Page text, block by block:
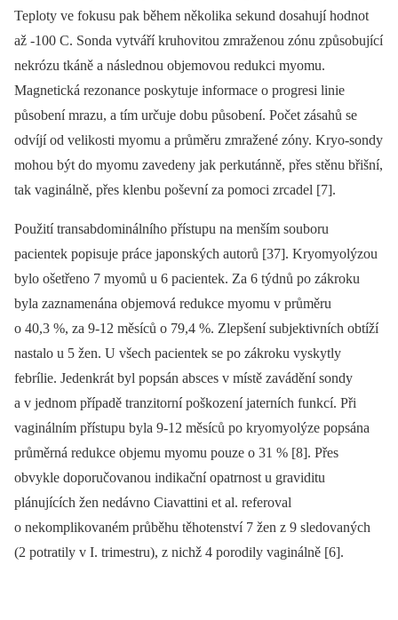
Teploty ve fokusu pak během několika sekund dosahují hodnot
až -100 C. Sonda vytváří kruhovitou zmraženou zónu způsobující
nekrózu tkáně a následnou objemovou redukci myomu.
Magnetická rezonance poskytuje informace o progresi linie
působení mrazu, a tím určuje dobu působení. Počet zásahů se
odvíjí od velikosti myomu a průměru zmražené zóny. Kryo-sondy
mohou být do myomu zavedeny jak perkutánně, přes stěnu břišní,
tak vaginálně, přes klenbu poševní za pomoci zrcadel [7].
Použití transabdominálního přístupu na menším souboru
pacientek popisuje práce japonských autorů [37]. Kryomyolýzou
bylo ošetřeno 7 myomů u 6 pacientek. Za 6 týdnů po zákroku
byla zaznamenána objemová redukce myomu v průměru
o 40,3 %, za 9-12 měsíců o 79,4 %. Zlepšení subjektivních obtíží
nastalo u 5 žen. U všech pacientek se po zákroku vyskytly
febrílie. Jedenkrát byl popsán absces v místě zavádění sondy
a v jednom případě tranzitorní poškození jaterních funkcí. Při
vaginálním přístupu byla 9-12 měsíců po kryomyolýze popsána
průměrná redukce objemu myomu pouze o 31 % [8]. Přes
obvykle doporučovanou indikační opatrnost u graviditu
plánujících žen nedávno Ciavattini et al. referoval
o nekomplikovaném průběhu těhotenství 7 žen z 9 sledovaných
(2 potratily v I. trimestru), z nichž 4 porodily vaginálně [6].